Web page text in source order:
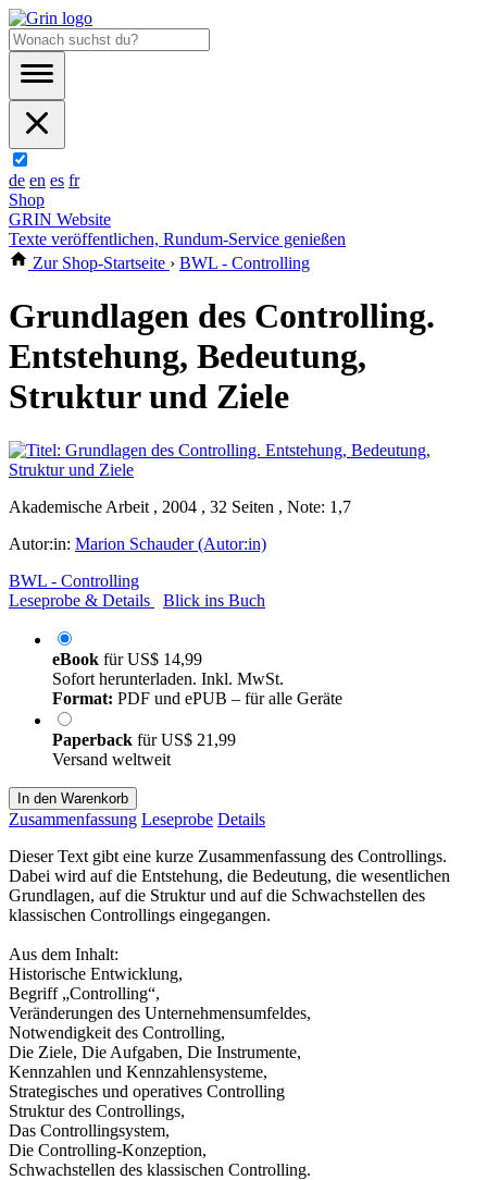
de en es fr
Shop
GRIN Website
Texte veröffentlichen, Rundum-Service genießen
Zur Shop-Startseite › BWL - Controlling
Grundlagen des Controlling.
Entstehung, Bedeutung,
Struktur und Ziele
Akademische Arbeit , 2004 , 32 Seiten , Note: 1,7
Autor:in: Marion Schauder (Autor:in)
BWL - Controlling
Leseprobe & Details
Blick ins Buch
eBook fürUS$ 14,99
Sofort herunterladen. Inkl. MwSt.
Format: PDF und ePUB – für alle Geräte
Paperback fürUS$ 21,99
Versand weltweit
In den Warenkorb
Zusammenfassung Leseprobe Details
Dieser Text gibt eine kurze Zusammenfassung des Controllings.
Dabei wird auf die Entstehung, die Bedeutung, die wesentlichen
Grundlagen, auf die Struktur und auf die Schwachstellen des
klassischen Controllings eingegangen.
Aus dem Inhalt:
Historische Entwicklung,
Begriff „Controlling“,
Veränderungen des Unternehmensumfeldes,
Notwendigkeit des Controlling,
Die Ziele, Die Aufgaben, Die Instrumente,
Kennzahlen und Kennzahlensysteme,
Strategisches und operatives Controlling
Struktur des Controllings,
Das Controllingsystem,
Die Controlling-Konzeption,
Schwachstellen des klassischen Controlling.